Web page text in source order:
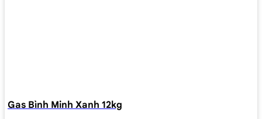
Gas Bình Minh Xanh 12kg